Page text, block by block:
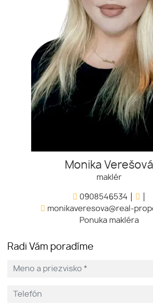
Monika Verešová
maklér
0908546534
monikaveresova@real-
Ponuka makléra
Radi Vám poradíme